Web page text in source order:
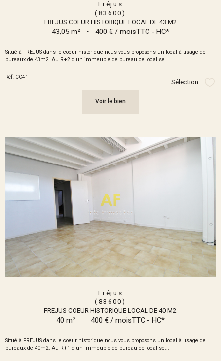
Fréjus
(83600)
FREJUS COEUR HISTORIQUE LOCAL DE 43 M2
43,05 m² - 400 € / moisTTC - HC*
Situé à FREJUS dans le coeur historique nous vous proposons un local à usage de
bureaux de 43m2. Au R+2 d'un immeuble de bureau ce local se...
Réf : CC41
Sélection
Voir le bien
Fréjus
(83600)
FREJUS COEUR HISTORIQUE LOCAL DE 40 M2.
40 m² - 400 € / moisTTC - HC*
Situé à FREJUS dans le coeur historique nous vous proposons un local à usage de
bureaux de 40m2. Au R+1 d'un immeuble de bureau ce local se...